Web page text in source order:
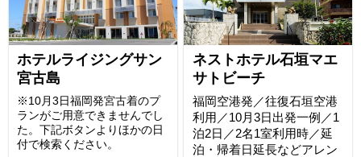
ホテルライジングサン
宮古島
※10月3日福岡発宮古着のプ
ランがご用意できませんでし
た。下記ボタンよりほかの日
付で検索ください。
ネストホテル石垣マエ
サトビーチ
福岡空港発／往復石垣空港
利用／10月3日出発一例／1
泊2日／2名1室利用時／延
泊・帰着日延長などアレン